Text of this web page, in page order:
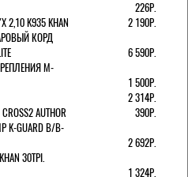
226Р.
K935 KHAN
2 190Р.
КОРД
6 590Р.
M-
1 500Р.
2 314Р.
AUTHOR
390Р.
K-GUARD B/B-
2 692Р.
30TPI.
1 324Р.